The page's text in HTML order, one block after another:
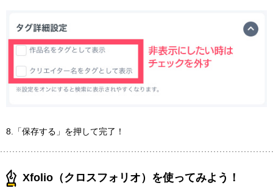
8.「保存する」を押して完了！
Xfolio（クロスフォリオ）を使ってみよう！